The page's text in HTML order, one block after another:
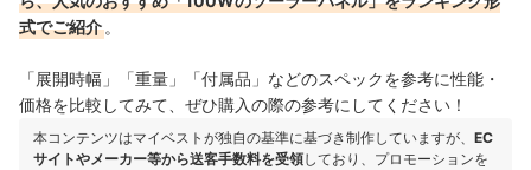
式でご紹介 。
「展開時幅」「重量」「付属品」などのスペックを参考に性能・
価格を比較してみて、ぜひ購入の際の参考にしてください！
本コンテンツはマイベストが独自の基準に基づき制作していますが、 EC
サイトやメーカー等から送客手数料を受領しており、プロモーションを